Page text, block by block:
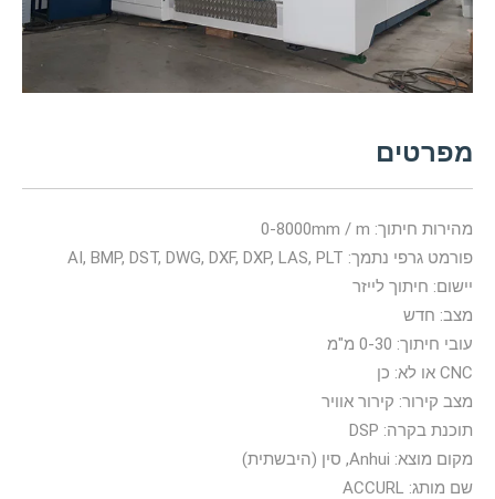
מפרטים
מהירות חיתוך: 0-8000mm / m
פורמט גרפי נתמך: AI, BMP, DST, DWG, DXF, DXP, LAS, PLT
יישום: חיתוך לייזר
מצב: חדש
עובי חיתוך: 0-30 מ"מ
CNC או לא: כן
מצב קירור: קירור אוויר
תוכנת בקרה: DSP
מקום מוצא: Anhui, סין (היבשתית)
שם מותג: ACCURL